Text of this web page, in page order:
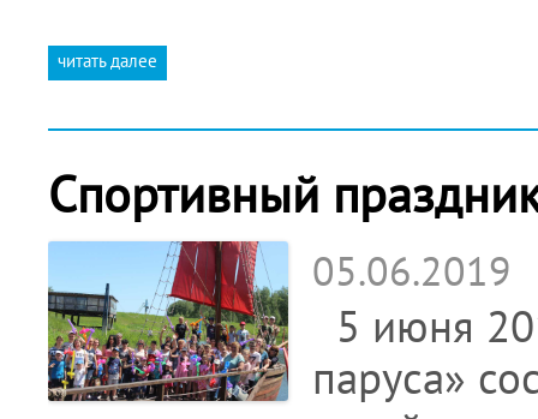
читать далее
Спортивный
05.06.2019
5 июня
паруса»